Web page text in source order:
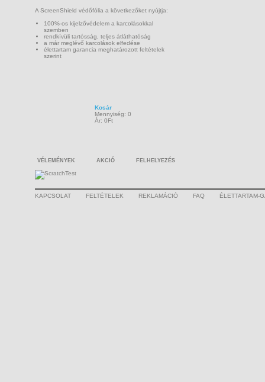
A ScreenShield védőfólia a következőket nyújtja:
100%-os kijelzővédelem a karcolásokkal
szemben
rendkívüli tartósság, teljes átláthatóság
a már meglévő karcolások elfedése
élettartam garancia meghatározott feltételek
szerint
Kosár
Mennyiség: 0
Ár: 0Ft
VÉLEMÉNYEK AKCIÓ FELHELYEZÉS
KAPCSOLAT FELTÉTELEK REKLAMÁCIÓ FAQ ÉLETTARTAM-